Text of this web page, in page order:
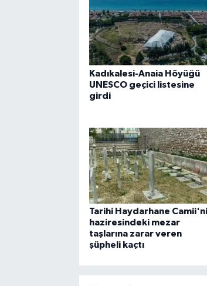
Kadıkalesi-Anaia Höyüğü
UNESCO geçici listesine
girdi
Tarihi Haydarhane
haziresindeki mezar
taşlarına zarar veren
şüpheli kaçtı